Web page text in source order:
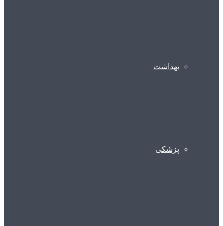
بهداشت
پزشکی